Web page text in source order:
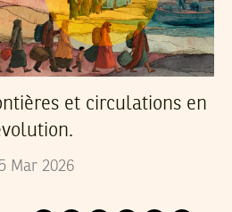
et circulations en
Mar 2026